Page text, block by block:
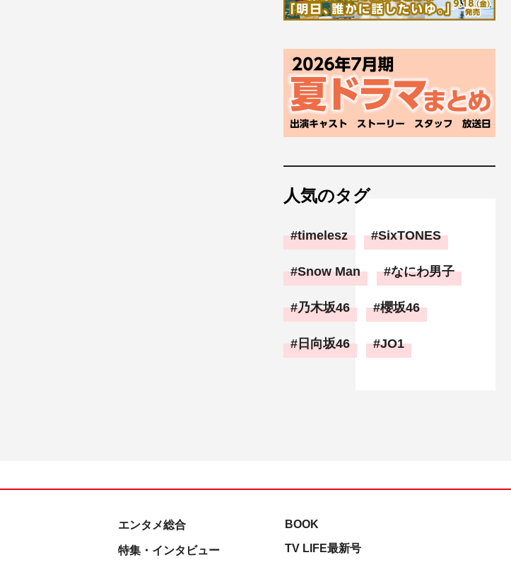
人気のタグ
timelesz SixTONES
Snow Man なにわ男子
乃木坂46 櫻坂46
日向坂46 JO1
エンタメ総合
特集・インタビュー
BOOK
TV LIFE最新号